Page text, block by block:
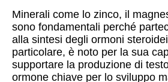
Minerali come lo zinco, il
sono fondamentali perché
alla sintesi degli ormoni
particolare, è noto per la sua
supportare la produzione di
ormone chiave per lo sviluppo